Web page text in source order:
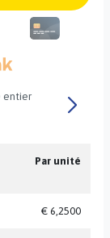
entier
Par unité
€ 6,2500